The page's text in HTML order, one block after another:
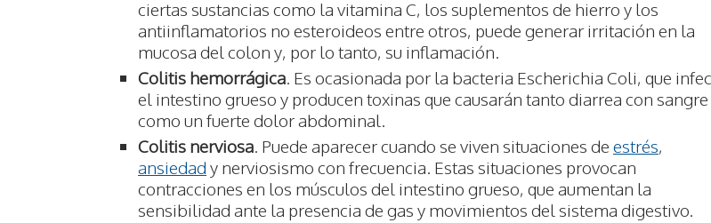
ciertas sustancias como la vitamina C, los suplementos de hierro y los
antiinflamatorios no esteroideos entre otros, puede generar irritación en la
mucosa del colon y, por lo tanto, su inflamación.
Colitis hemorrágica. Es ocasionada por la bacteria Escherichia Coli, que
el intestino grueso y producen toxinas que causarán tanto diarrea con sangre
como un fuerte dolor abdominal.
Colitis nerviosa. Puede aparecer cuando se viven situaciones de estrés,
ansiedad y nerviosismo con frecuencia. Estas situaciones provocan
contracciones en los músculos del intestino grueso, que aumentan la
sensibilidad ante la presencia de gas y movimientos del sistema digestivo.